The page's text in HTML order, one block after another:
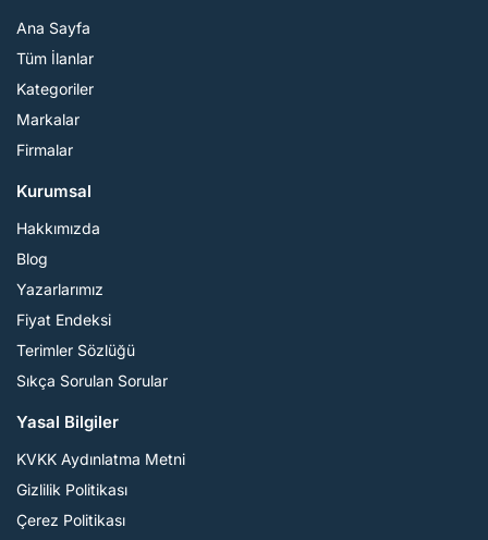
Ana Sayfa
Tüm İlanlar
Kategoriler
Markalar
Firmalar
Kurumsal
Hakkımızda
Blog
Yazarlarımız
Fiyat Endeksi
Terimler Sözlüğü
Sıkça Sorulan Sorular
Yasal Bilgiler
KVKK Aydınlatma Metni
Gizlilik Politikası
Çerez Politikası